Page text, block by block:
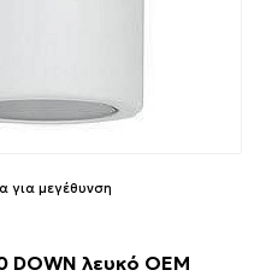
για μεγέθυνση
DOWN λευκό OEM